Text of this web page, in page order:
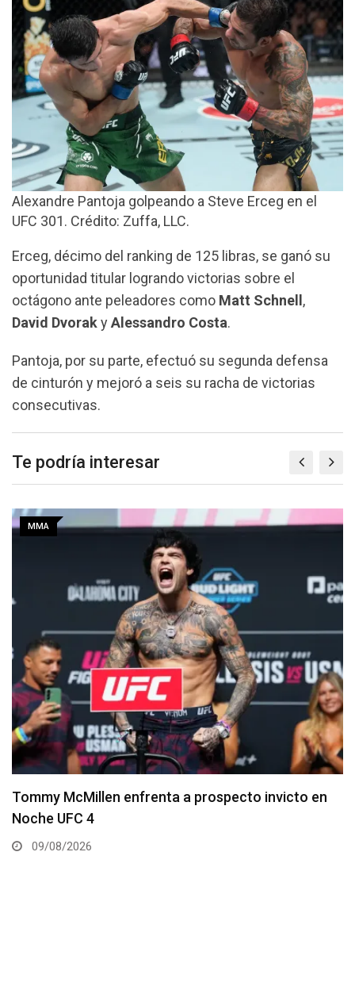
Alexandre Pantoja golpeando a Steve Erceg en el
UFC 301. Crédito: Zuffa, LLC.
Erceg, décimo del ranking de 125 libras, se ganó su
oportunidad titular logrando victorias sobre el
octágono ante peleadores como Matt Schnell ,
David DvorakyAlessandro Costa.
Pantoja, por su parte, efectuó su segunda defensa
de cinturón y mejoró a seis su racha de victorias
consecutivas.
Te podría interesar
MMA
Así (de mal) luce el Main Card del UFC 330
09/08/2026